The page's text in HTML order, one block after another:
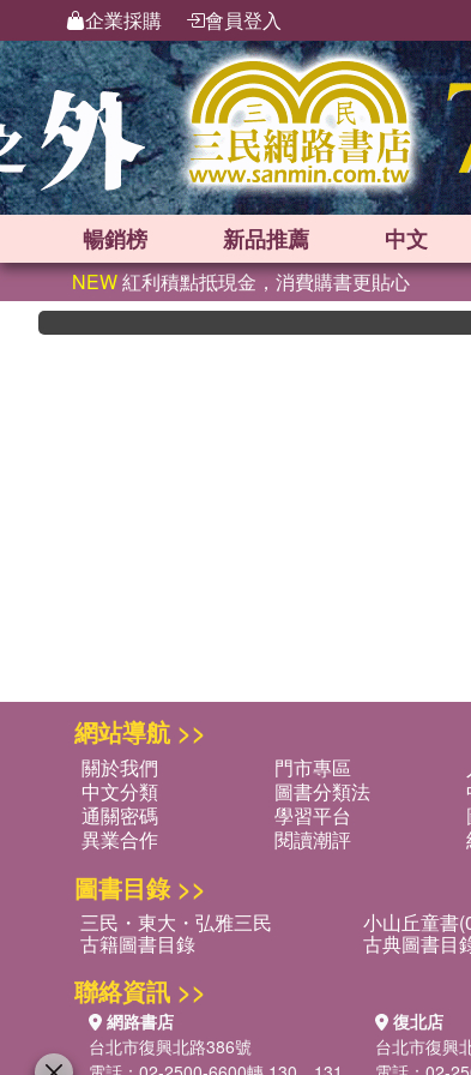
企業採購 會員登入
暢銷榜 新品推薦 中文
NEW紅利積點抵現金，消費購書更貼心
網站導航 >>
關於我們 門市專區
中文分類
圖書分類法
通關密碼
學習平台
異業合作
閱讀潮評
圖書目錄 >>
三民・東大・弘雅三民 小山丘童書
古籍圖書目錄 古典圖書目
聯絡資訊 >>
網路書店
台北市復興北路386號
復北店
台北市復興